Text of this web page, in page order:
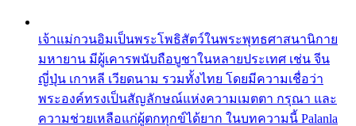
เจ้าแม่กวนอิมเป็นพระโพธิสัตว์ในพระพุทธศาสนานิกาย
มหายาน มีผู้เคารพนับถือบูชาในหลายประเทศ เช่น จีน
ญี่ปุ่น เกาหลี เวียดนาม รวมทั้งไทย โดยมีความเชื่อว่า
พระองค์ทรงเป็นสัญลักษณ์แห่งความเมตตา กรุณา และ
ความช่วยเหลือแก่ผู้ตกทุกข์ได้ยาก ในบทความนี้ Palanla